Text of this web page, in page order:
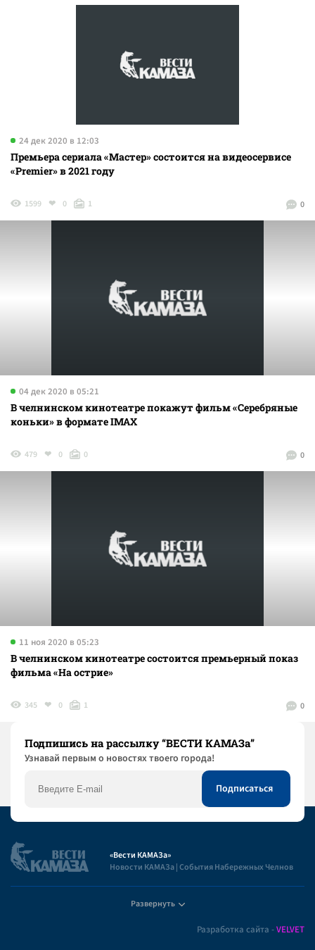
24 дек 2020 в 12:03
Премьера сериала «Мастер» состоится на видеосервисе
«Premier» в 2021 году
0
1599 0 1
04 дек 2020 в 05:21
В челнинском кинотеатре покажут фильм «Серебряные
коньки» в формате IMAX
0
479 0 0
11 ноя 2020 в 05:23
В челнинском кинотеатре состоится премьерный показ
фильма «На острие»
0
345 0 1
Подпишись на рассылку “ВЕСТИ КАМАЗа”
Узнaвай первым о новостях твоего города!
«Вести КАМАЗа»
Новости КАМАЗа | События Набережных Челнов
Развернуть
Разработка сайта -VELVET